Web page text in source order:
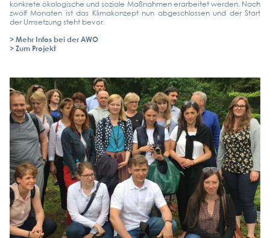
kon­kre­te öko­lo­gi­sche und sozia­le Maß­nah­men erar­bei­tet wer­den. Nach
zwölf Mona­ten ist das Kli­ma­kon­zept nun abge­schlos­sen und der Start
der Umset­zung steht bevor.
> Mehr Infos bei der AWO
> Zum Pro­jekt